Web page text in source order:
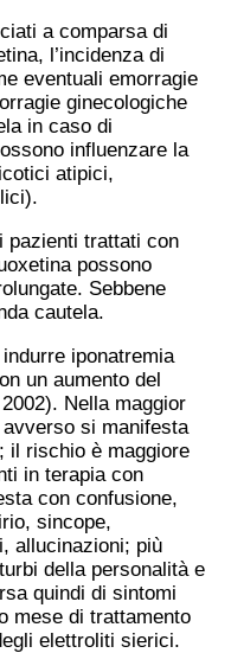
a comparsa di
l’incidenza di
eventuali emorragie
ginecologiche
in caso di
influenzare la
atipici,
i pazienti trattati con
possono
Sebbene
cautela.
iponatremia
un aumento del
Nella maggior
si manifesta
il rischio è maggiore
in terapia con
con confusione,
sincope,
allucinazioni; più
della personalità e
quindi di sintomi
mese di trattamento
elettroliti sierici.